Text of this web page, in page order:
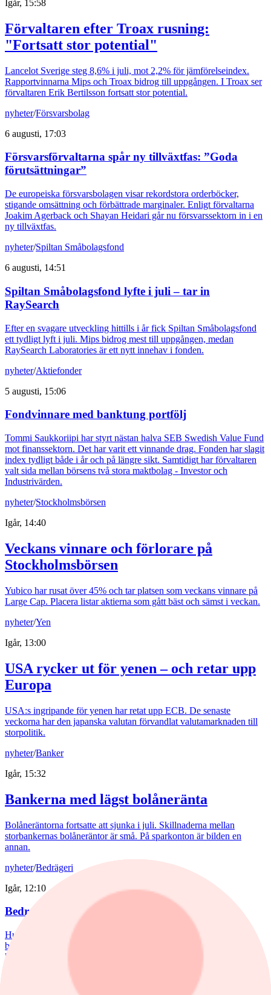
Igår, 15:58
Förvaltaren efter Troax rusning:
"Fortsatt stor potential"
Lancelot Sverige steg 8,6% i juli, mot 2,2% för jämförelseindex.
Rapportvinnarna Mips och Troax bidrog till uppgången. I Troax ser
förvaltaren Erik Bertilsson fortsatt stor potential.
nyheter/Försvarsbolag
6 augusti, 17:03
Försvarsförvaltarna spår ny tillväxtfas: ”Goda
förutsättningar”
De europeiska försvarsbolagen visar rekordstora orderböcker,
stigande omsättning och förbättrade marginaler. Enligt förvaltarna
Joakim Agerback och Shayan Heidari går nu försvarssektorn in i en
ny tillväxtfas.
nyheter/Spiltan Småbolagsfond
6 augusti, 14:51
Spiltan Småbolagsfond lyfte i juli – tar in
RaySearch
Efter en svagare utveckling hittills i år fick Spiltan Småbolagsfond
ett tydligt lyft i juli. Mips bidrog mest till uppgången, medan
RaySearch Laboratories är ett nytt innehav i fonden.
nyheter/Aktiefonder
5 augusti, 15:06
Fondvinnare med banktung portfölj
Tommi Saukkoriipi har styrt nästan halva SEB Swedish Value Fund
mot finanssektorn. Det har varit ett vinnande drag. Fonden har slagit
index tydligt både i år och på längre sikt. Samtidigt har förvaltaren
valt sida mellan börsens två stora maktbolag - Investor och
Industrivärden.
nyheter/Stockholmsbörsen
Igår, 14:40
Veckans vinnare och förlorare på
Stockholmsbörsen
Yubico har rusat över 45% och tar platsen som veckans vinnare på
Large Cap. Placera listar aktierna som gått bäst och sämst i veckan.
nyheter/Yen
Igår, 13:00
USA rycker ut för yenen – och retar upp
Europa
USA:s ingripande för yenen har retat upp ECB. De senaste
veckorna har den japanska valutan förvandlat valutamarknaden till
storpolitik.
nyheter/Banker
Igår, 15:32
Bankerna med lägst bolåneränta
Bolåneräntorna fortsatte att sjunka i juli. Skillnaderna mellan
storbankernas bolåneräntor är små. På sparkonton är bilden en
annan.
nyheter/Bedrägeri
Igår, 12:10
Bedragare utnyttjar kryptokaos
Hundratals kryptobörser blev olagliga i EU den 1 juli. Nu poserar
bedragare som myndigheter med förfalskade dokument för att lura
kunder på deras pengar.